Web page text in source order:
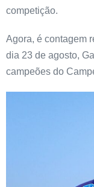
competição.
Agora, é contagem
dia 23 de agosto,
campeões do